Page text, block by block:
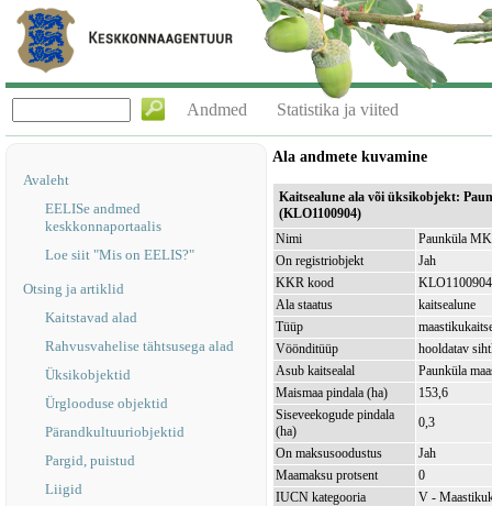
Andmed Statistika ja viited
Avaleht
EELISe andmed
keskkonnaportaalis
Loe siit "Mis on EELIS?"
Otsing ja artiklid
Kaitstavad alad
Rahvusvahelise tähtsusega alad
Üksikobjektid
Ürglooduse objektid
Pärandkultuuriobjektid
Pargid, puistud
Liigid
Ala andmete kuvamine
Kaitsealune ala või üksikobjekt:
(KLO1100904)
Nimi
Paunküla
On registriobjekt
Jah
KKR kood
KLO1100904
Ala staatus
kaitsealune
Tüüp
Vöönditüüp
hooldatav
Asub kaitsealal
Paunküla
Maismaa pindala (ha)
153,6
Siseveekogude pindala
(ha)
0,3
On maksusoodustus
Jah
Maamaksu protsent
0
IUCN kategooria
V -